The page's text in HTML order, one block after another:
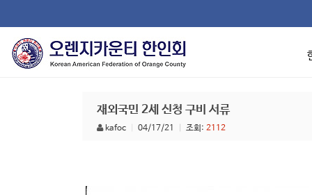
재외국민 2세 신청 구비 서류
kafoc 04/17/21 조회: 2112